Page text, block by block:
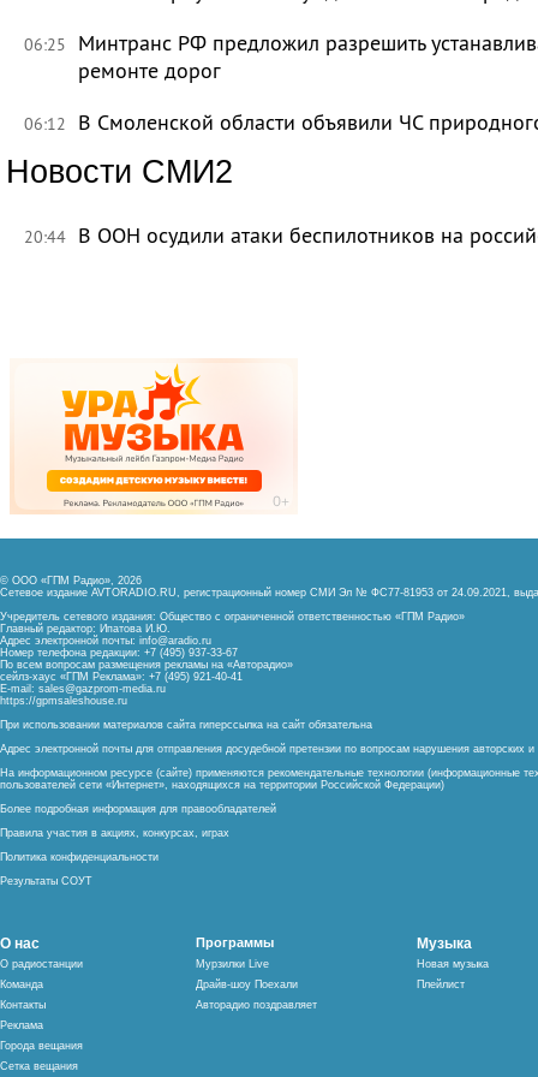
06:25
Минтранс РФ предложил разрешить
ремонте дорог
06:12 В Смоленской области объявили ЧС
Новости СМИ2
20:44 В ООН осудили атаки беспилотников на
© ООО «ГПМ Радио», 2026
Сетевое издание AVTORADIO.RU, регистрационный номер СМИ Эл № ФС77-81953 от 24.09.2021,
Учредитель сетевого издания: Общество с ограниченной ответственностью «ГПМ Радио»
Главный редактор: Ипатова И.Ю.
Адрес электронной почты: info@aradio.ru
Номер телефона редакции: +7 (495) 937-33-67
По всем вопросам размещения рекламы на «Авторадио»
сейлз-хаус «ГПМ Реклама»: +7 (495) 921-40-41
E-mail: sales@gazprom-media.ru
https://gpmsaleshouse.ru
При использовании материалов сайта гиперссылка на сайт обязательна
Адрес электронной почты для отправления досудебной претензии по вопросам нарушения авторских
На информационном ресурсе (сайте) применяются рекомендательные технологии (информационные
пользователей сети «Интернет», находящихся на территории Российской Федерации)
Более подробная информация для правообладателей
Правила участия в акциях, конкурсах, играх
Политика конфиденциальности
Результаты СОУТ
О нас
О радиостанции
Команда
Контакты
Реклама
Города вещания
Сетка вещания
Программы
Мурзилки Live
Драйв-шоу Поехали
Авторадио поздравляет
Музыка
Новая музыка
Плейлист